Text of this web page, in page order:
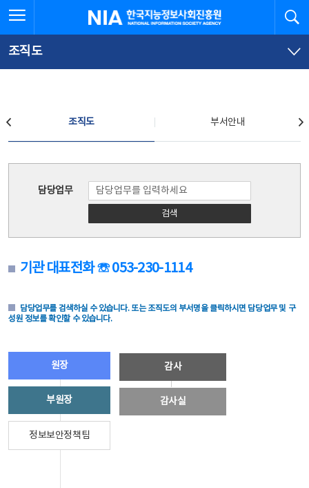
문
로
가
체
뉴
바
가
한국지능정보사회진흥원
조직도
조직도 부서안내
담당업무
검색
기관 대표전화 ☏ 053-230-1114
담당업무를 검색하실 수 있습니다. 또는 조직도의 부서명을 클릭하시면 담당업무 및 구
성원 정보를 확인할 수 있습니다.
원장
부원장
정보보안정책팀
감사
감사실